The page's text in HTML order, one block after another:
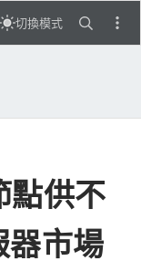
切換模式
供不
市場